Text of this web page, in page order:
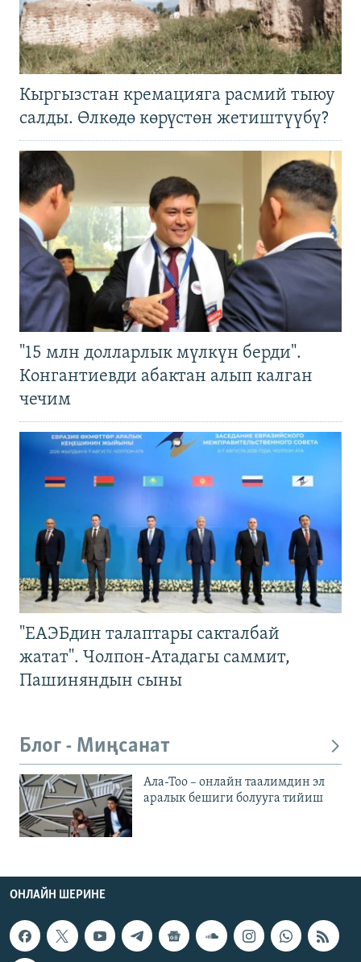
Кыргызстан кремацияга расмий тыюу
салды. Өлкөдө көрүстөн жетиштүүбү?
"15 млн долларлык мүлкүн берди".
Конгантиевди абактан алып калган
чечим
"ЕАЭБдин талаптары сакталбай
жатат". Чолпон-Атадагы саммит,
Пашиняндын сыны
Блог - Миңсанат
Ала-Тоо – онлайн таалимдин эл
аралык бешиги болууга тийиш
ОНЛАЙН ШЕРИНЕ